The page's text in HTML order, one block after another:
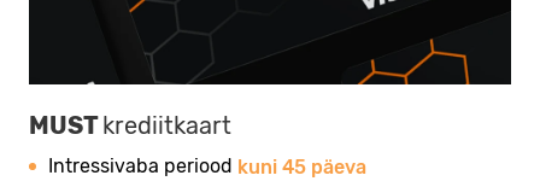
MUSTkrediitkaart
Intressivaba periood kuni 45 päeva